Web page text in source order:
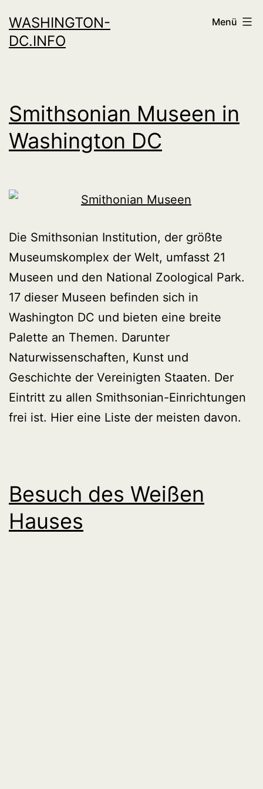
Inhalt
springen
WASHINGTON-
DC.INFO
Menü
Smithsonian Museen in
Washington DC
Die Smithsonian Institution, der größte
Museumskomplex der Welt, umfasst 21
Museen und den National Zoological Park.
17 dieser Museen befinden sich in
Washington DC und bieten eine breite
Palette an Themen. Darunter
Naturwissenschaften, Kunst und
Geschichte der Vereinigten Staaten. Der
Eintritt zu allen Smithsonian-Einrichtungen
frei ist. Hier eine Liste der meisten davon.
Besuch des Weißen
Hauses